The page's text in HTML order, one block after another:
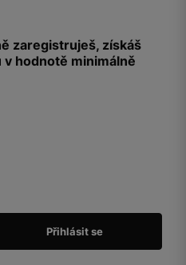
zaregistruješ, získáš
v hodnotě minimálně